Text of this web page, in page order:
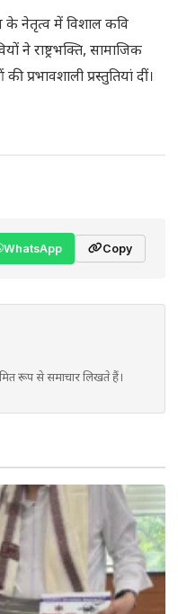
के नेतृत्व में विशाल कवि
ने राष्ट्रभक्ति, सामाजिक
प्रभावशाली प्रस्तुतियां दीं।
WhatsApp Copy
रूप से समाचार लिखते हैं।